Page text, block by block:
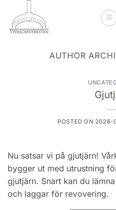
content
AUTHOR
POSTED ON 2026-
Nu satsar vi på gjutjärn!
bygger ut med utrustning
gjutjärn. Snart kan du
och laggar för revovering.